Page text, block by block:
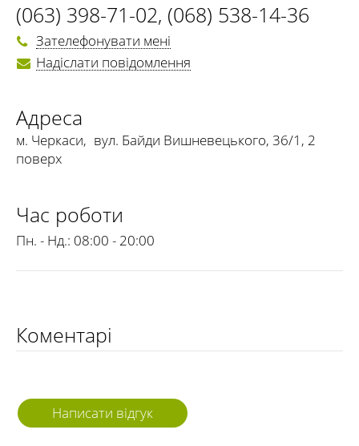
(063) 398-71-02, (068) 538-14-36
Зателефонувати мені
Надіслати повідомлення
Адреса
м. Черкаси, вул. Байди Вишневецького, 36/1, 2
поверх
Час роботи
Пн. - Нд.: 08:00 - 20:00
Коментарі
Написати відгук